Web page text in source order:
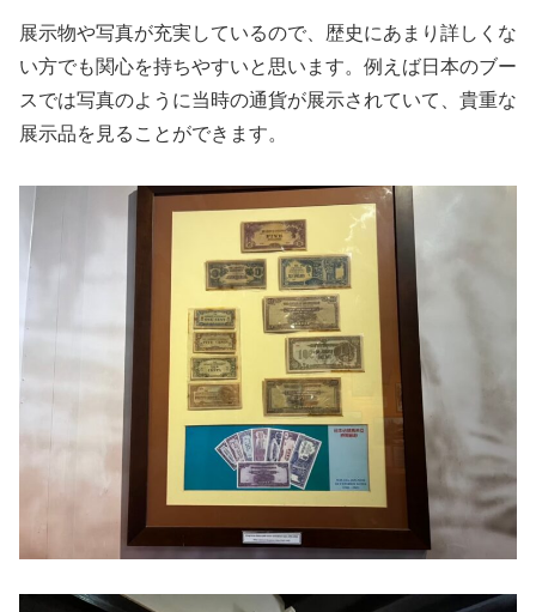
展示物や写真が充実しているので、歴史にあまり詳しくな
い方でも関心を持ちやすいと思います。例えば日本のブー
スでは写真のように当時の通貨が展示されていて、貴重な
展示品を見ることができます。